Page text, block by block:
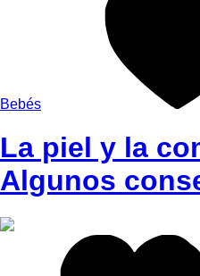
Bebés
La piel y la
Algunos